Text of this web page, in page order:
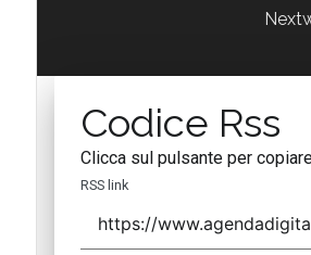
Codice Rss
Clicca sul pulsante per
RSS link